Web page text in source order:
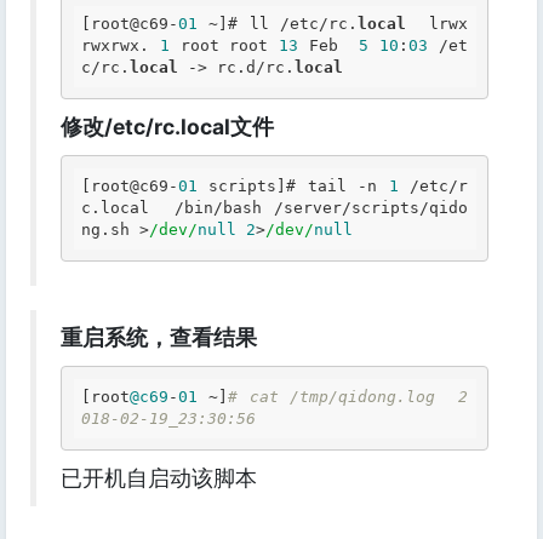
[root@c69-01 ~]# ll /etc/rc. local
  lrwx
rwxrwx. 1 root root 13 Feb 5 10 :03 /et
c/rc. local -> rc.d/rc. local
修改/etc/rc.local文件
[root@c69-01 scripts]# tail -n 1 /etc/r
c.local  /bin/bash /server/scripts/qido
ng.sh >/dev/null 2>/dev/null
重启系统，查看结果
[root@c69 -01 ~]# cat /tmp/qidong.log  2
018-02-19_23:30:56
已开机自启动该脚本